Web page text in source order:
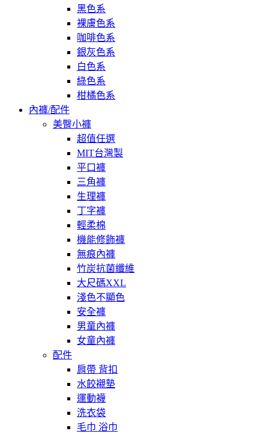
黑色系
裸膚色系
咖啡色系
銀灰色系
白色系
綠色系
柑橘色系
內褲/配件
美臀小褲
超值任選
MIT台灣製
平口褲
三角褲
生理褲
丁字褲
輕柔棉
機能修飾褲
無痕內褲
竹炭抗菌纖維
大尺碼XXL
淺色不顯色
安全褲
男童內褲
女童內褲
配件
肩帶 背扣
水餃襯墊
運動襪
洗衣袋
毛巾 浴巾